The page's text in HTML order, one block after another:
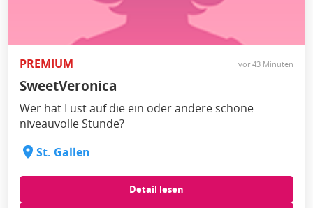
PREMIUM vor 43 Minuten
SweetVeronica
Wer hat Lust auf die ein oder andere schöne
niveauvolle Stunde?
St. Gallen
Detail lesen